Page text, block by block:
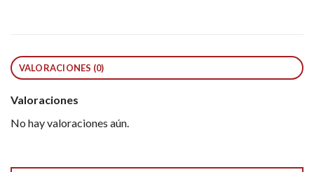
VALORACIONES (0)
Valoraciones
No hay valoraciones aún.